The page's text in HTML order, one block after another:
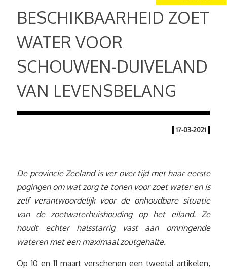
BESCHIKBAARHEID ZOET
WATER VOOR
SCHOUWEN-DUIVELAND
VAN LEVENSBELANG
| 17-03-2021 |
De provincie Zeeland is ver over tijd met haar eerste
pogingen om wat zorg te tonen voor zoet water en is
zelf verantwoordelijk voor de onhoudbare situatie
van de zoetwaterhuishouding op het eiland. Ze
houdt echter halsstarrig vast aan omringende
wateren met een maximaal zoutgehalte.
Op 10 en 11 maart verschenen een tweetal artikelen,